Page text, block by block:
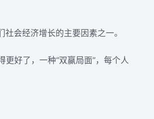
会经济增长的主要因素之一。
更好了，一种“双赢局面”，每个人